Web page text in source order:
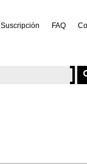
Suscripción FAQ